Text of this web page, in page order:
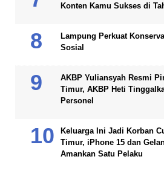
Konten Kamu Sukses di
Lampung Perkuat
Sosial
AKBP Yuliansyah Resmi
Timur, AKBP Heti
Personel
Keluarga Ini Jadi Korban
Timur, iPhone 15 dan
Amankan Satu Pelaku